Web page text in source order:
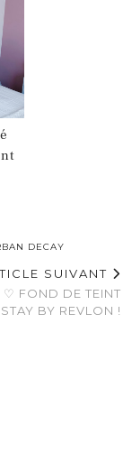
DECAY
SUIVANT
♡ FOND DE TEINT
BY REVLON !